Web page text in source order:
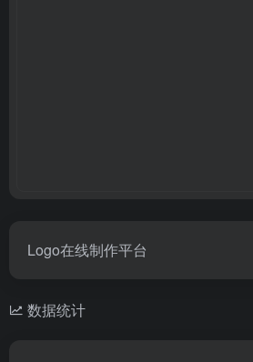
Logo在线制作平台
数据统计